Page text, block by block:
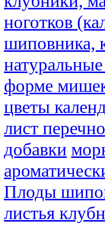
ноготков
шиповника,
форме
цветы
лист
добавки
Плоды
листья